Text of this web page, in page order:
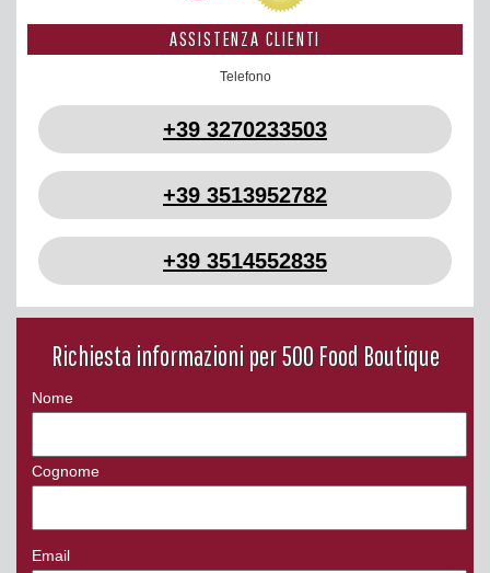
ASSISTENZA CLIENTI
Telefono
+39 3270233503
+39 3513952782
+39 3514552835
Richiesta informazioni per 500 Food Boutique
Nome
Cognome
Email